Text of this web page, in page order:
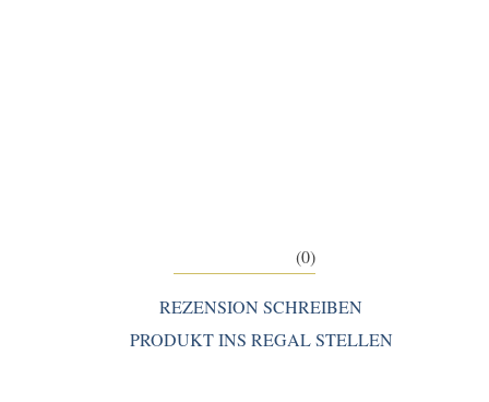
(0)
REZENSION SCHREIBEN
PRODUKT INS REGAL STELLEN